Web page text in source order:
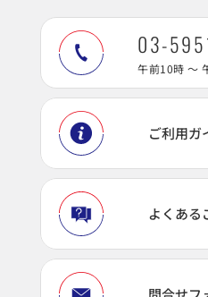
03-
午前10時 ～
ご利用ガ
よくある